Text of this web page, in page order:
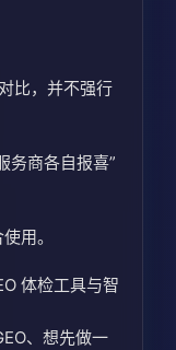
比，并不强行
务商各自报喜”
用。
体检工具与智
、想先做一